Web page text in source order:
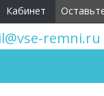
Кабинет
remni.ru